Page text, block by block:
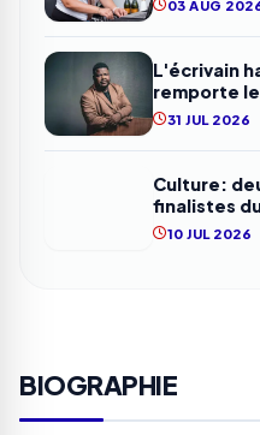
03 AUG
L'écrivain
remporte
31 JUL 2026
Culture:
finalistes
10 JUL 2026
BIOGRAPHIE